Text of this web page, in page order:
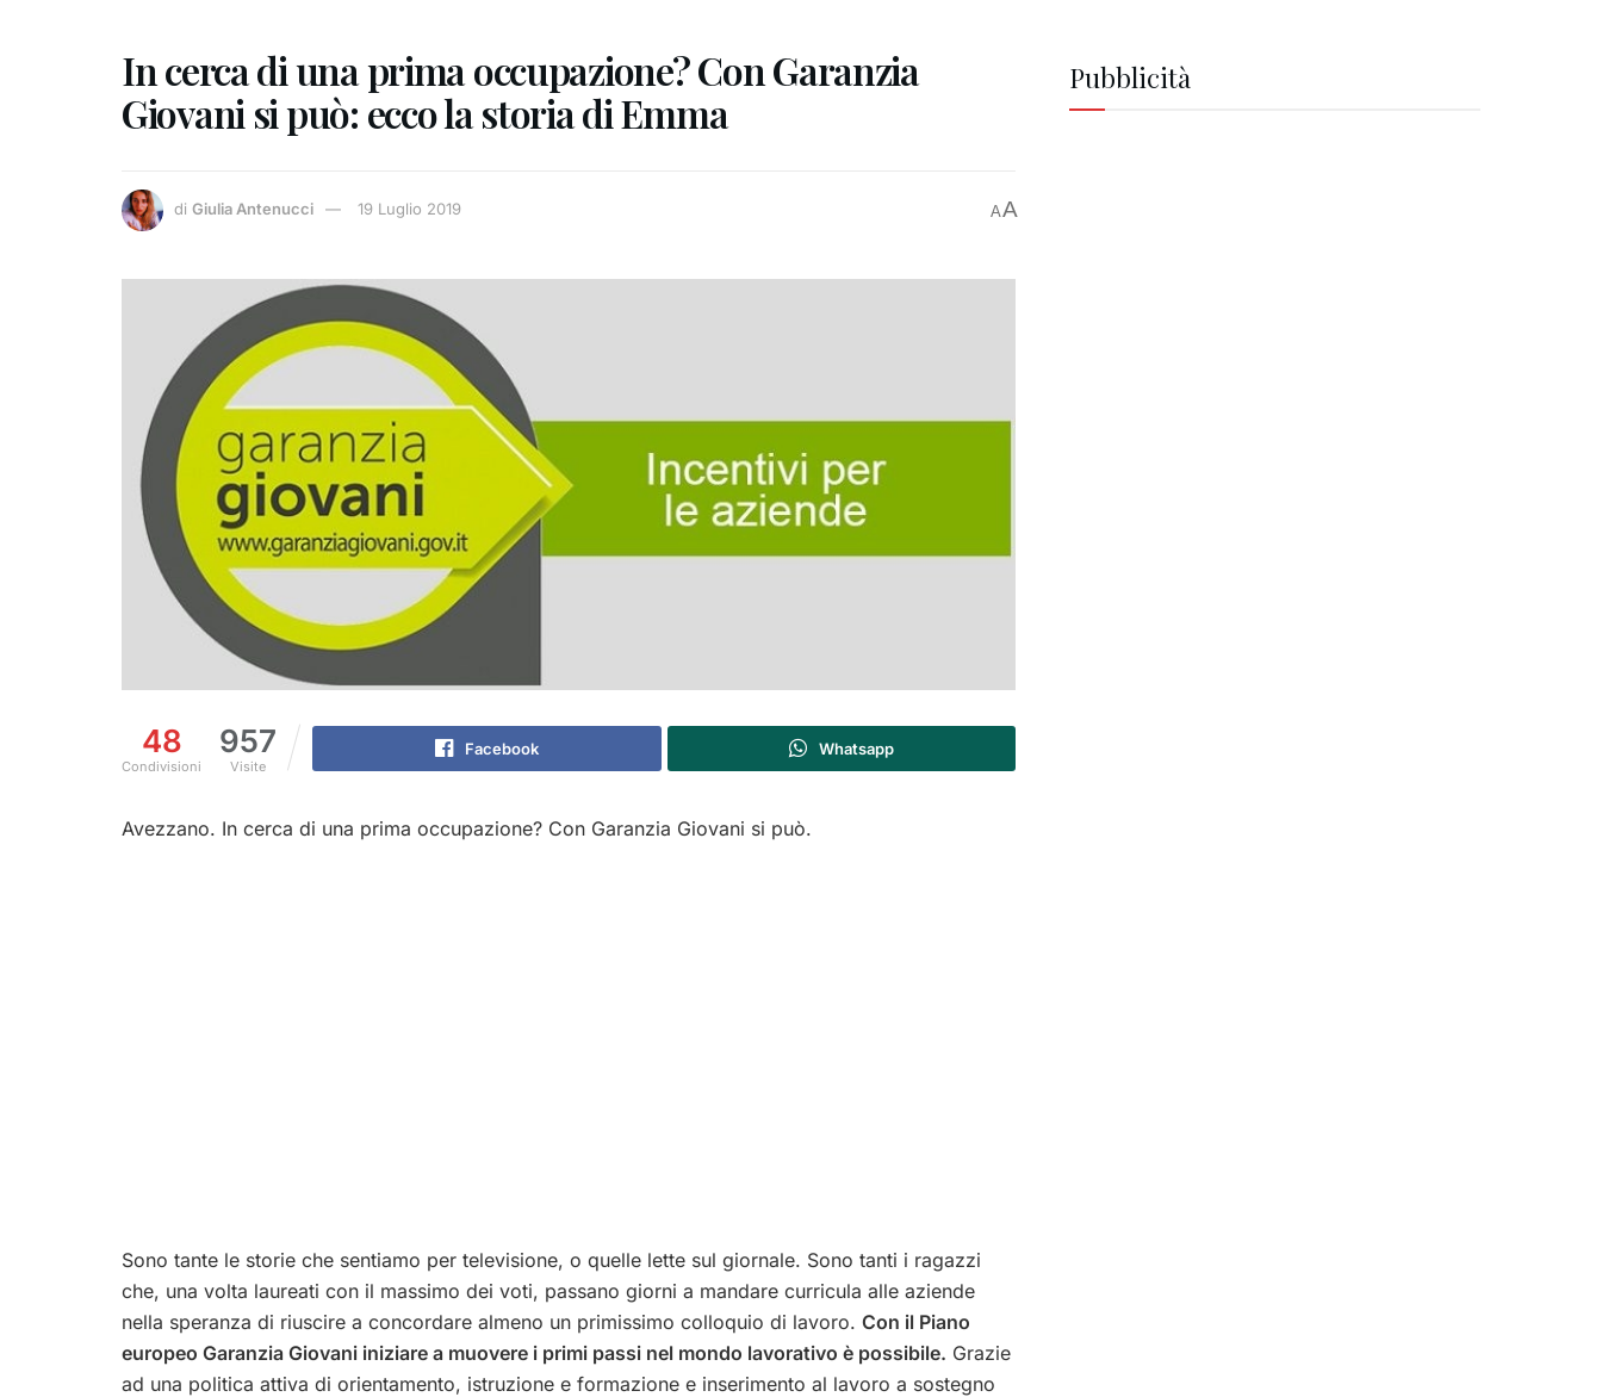
In cerca di una prima occupazione? Con Garanzia
Giovani si può: ecco la storia di Emma
di Giulia Antenucci 19 Luglio 2019 AA
48
Condivisioni
957
Visite
Facebook Whatsapp
Avezzano. In cerca di una prima occupazione? Con Garanzia Giovani si può.
Sono tante le storie che sentiamo per televisione, o quelle lette sul giornale. Sono tanti i ragazzi
che, una volta laureati con il massimo dei voti, passano giorni a mandare curricula alle aziende
nella speranza di riuscire a concordare almeno un primissimo colloquio di lavoro. Con il Piano
europeo Garanzia Giovani iniziare a muovere i primi passi nel mondo lavorativo è possibile. Grazie
ad una politica attiva di orientamento, istruzione e formazione e inserimento al lavoro a sostegno
Pubblicità